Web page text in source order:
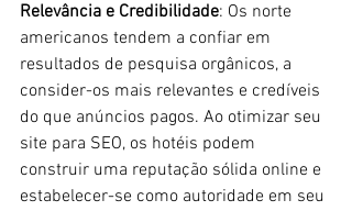
Relevância e Credibilidade: Os norte
americanos tendem a confiar em
resultados de pesquisa orgânicos, a
consider-os mais relevantes e credíveis
do que anúncios pagos. Ao otimizar seu
site para SEO, os hotéis podem
construir uma reputação sólida online e
estabelecer-se como autoridade em seu